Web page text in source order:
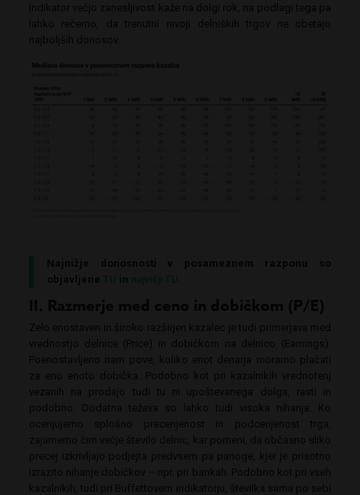
Indikator večjo zanesljivost kaže na dolgi rok, na podlagi tega pa
lahko rečemo, da trenutni nivoji delniških trgov ne obetajo
najboljših donosov.
Najnižje donosnosti v posameznem razponu so
objavljene
in
II. Razmerje med ceno in dobičkom (P/E)
Zelo enostaven in široko razširjen kazalec je tudi primerjava med
vrednostjo delnice (Price) in dobičkom na delnico (Earnings).
Poenostavljeno nam pove, koliko enot denarja moramo plačati
za eno enoto dobička. Podobno kot pri kazalnikih vrednotenj
vezanih na prodajo tudi tu ni upoštevanega dolga, rasti in
podobno. Dodatna težava so lahko tudi visoka nihanja. Ko
ocenjujemo splošno precenjenost in podcenjenost trga,
zajamemo čim večje število delnic, kar pomeni, da občasno sliko
precej izkrivljajo podjejta predvsem pa panoge, kjer je prisotno
izrazito nihanje dobičkov – npr. pri bankah. Podobno kot pri vseh
kazalnikih, tudi pri Buffettovem indikatorju, številka sama po sebi